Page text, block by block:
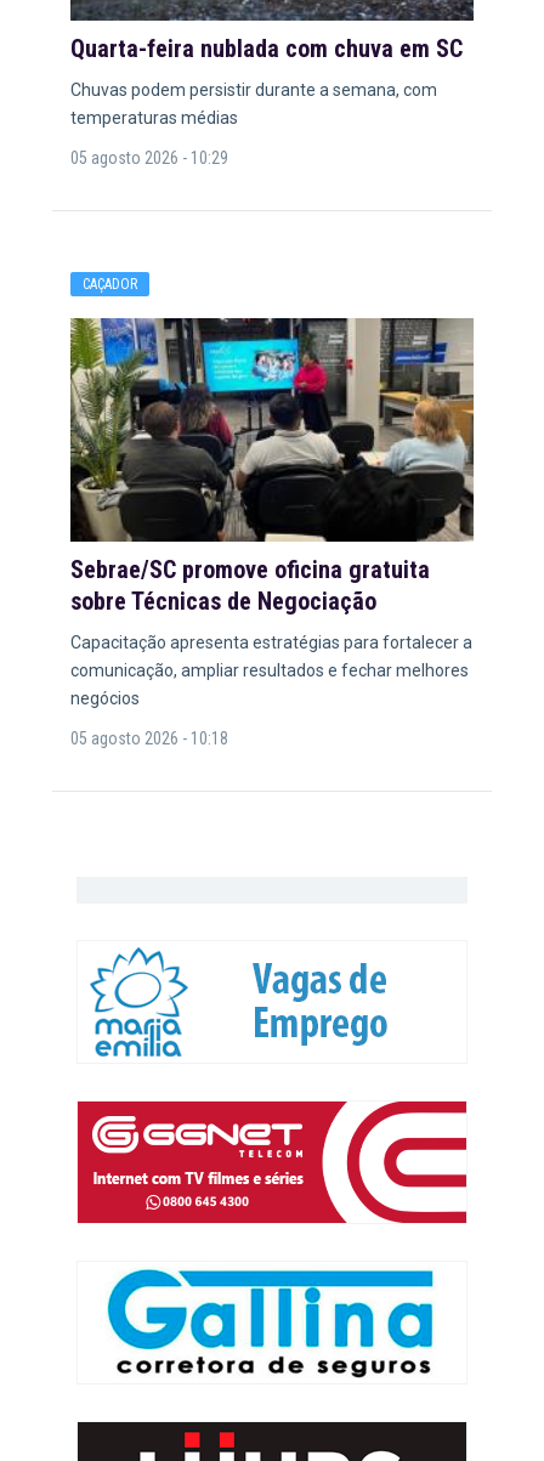
Quarta-feira nublada com chuva em SC
Chuvas podem persistir durante a semana, com
temperaturas médias
05 agosto 2026 - 10:29
CAÇADOR
Sebrae/SC promove oficina gratuita
sobre Técnicas de Negociação
Capacitação apresenta estratégias para fortalecer a
comunicação, ampliar resultados e fechar melhores
negócios
05 agosto 2026 - 10:18